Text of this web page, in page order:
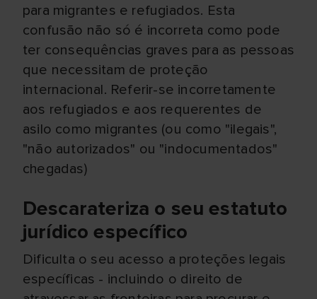
para migrantes e refugiados. Esta
confusão não só é incorreta como pode
ter consequências graves para as pessoas
que necessitam de proteção
internacional. Referir-se incorretamente
aos refugiados e aos requerentes de
asilo como migrantes (ou como "ilegais",
"não autorizados" ou "indocumentados"
chegadas)
Descarateriza o seu estatuto
jurídico específico
Dificulta o seu acesso a proteções legais
específicas - incluindo o direito de